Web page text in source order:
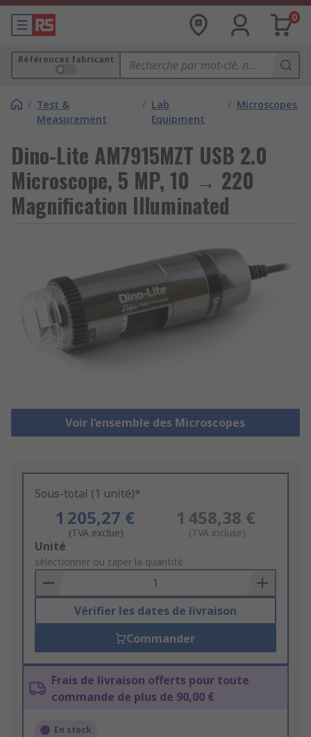
0
Références fabricant
/ Test &
Measurement
/ Lab
Equipment
/ Microscopes
Dino-Lite AM7915MZT USB 2.0
Microscope, 5 MP, 10 → 220
Magnification Illuminated
Voir l’ensemble des Microscopes
Sous-total (1 unité)*
1 205,27 €
(TVA exclue)
1 458,38 €
(TVA incluse)
Add
to
Basket
Unité
sélectionner ou taper la quantité
Vérifier les dates de livraison
Commander
Frais de livraison offerts pour toute
commande de plus de 90,00 €
En stock